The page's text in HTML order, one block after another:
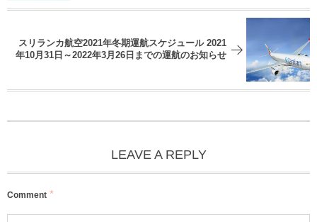
スリランカ航空2021年冬期運航スケジュール 2021
年10月31日～2022年3月26日までの運航のお知らせ
LEAVE A REPLY
Comment *